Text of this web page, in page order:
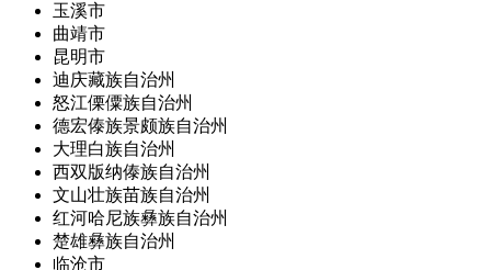
玉溪市
曲靖市
昆明市
迪庆藏族自治州
怒江傈僳族自治州
德宏傣族景颇族自治州
大理白族自治州
西双版纳傣族自治州
文山壮族苗族自治州
红河哈尼族彝族自治州
楚雄彝族自治州
临沧市